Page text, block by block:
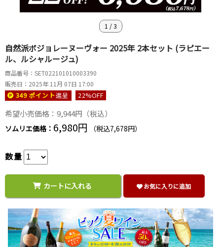
1 /3
自然派ボジョレーヌーヴォー 2025年 2本セット (ラピエー
ル、ルシャルージュ)
商品番号：SET022101010003390
販売日：2025年 11月 07日 17:00
349 ポイント進呈 22%OFF
希望小売価格：9,944円（税込）
ソムリエ価格： 6,980円 （税込7,678円）
数量
カートに入れる お気に入りに追加